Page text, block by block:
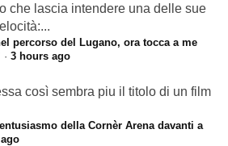
che lascia intendere una delle sue
percorso del Lugano, ora tocca a me
· 3 hours ago
così sembra piu il titolo di un film
della Cornèr Arena davanti a